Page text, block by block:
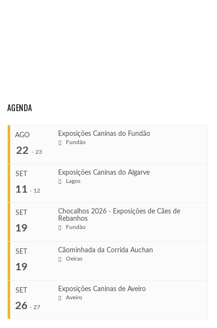
AGENDA
AGO
22 - 23
Exposições Caninas do Fundão
Fundão
Ago 22, 2026
Ago 23, 2026
VENUE
SET
11 - 12
Exposições Caninas do Algarve
Lagos
Set 11, 2026
Set 12, 2026
VENUE
SET
19
Chocalhos 2026 - Exposições de Cães de
Rebanhos
Fundão
Set 19, 2026
SET
19
Cãominhada da Corrida Auchan
Oeiras
SET
26 - 27
Exposições Caninas de Aveiro
Aveiro